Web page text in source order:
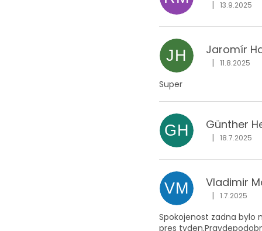
Hodnocení
| 13.9.2025
JH Jaromír
Hodnocení
| 11.8.2025
Super
GH Günther
Hodnocení
| 18.7.2025
VM Vladimir
Hodnocení
| 1.7.2025
Spokojenost zadna bylo
pres